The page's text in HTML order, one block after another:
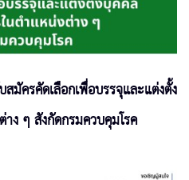
มัครคัดเลือกเพื่อบรรจุและแต่งตั้ง
ง ๆ สังกัดกรมควบคุมโรค